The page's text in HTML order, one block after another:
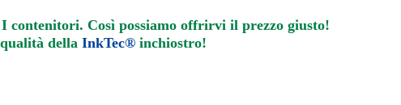
I contenitori. Così possiamo offrirvi il prezzo giusto!
della InkTec®inchiostro!